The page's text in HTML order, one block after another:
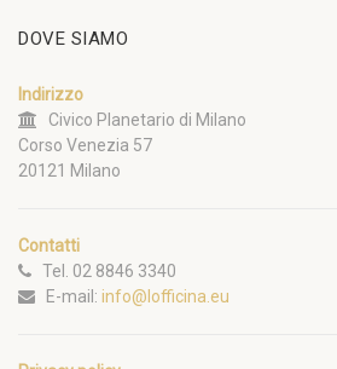
DOVE SIAMO
Indirizzo
Civico Planetario di Milano
Corso Venezia 57
20121 Milano
Contatti
Tel. 02 8846 3340
E-mail: info@lofficina.eu